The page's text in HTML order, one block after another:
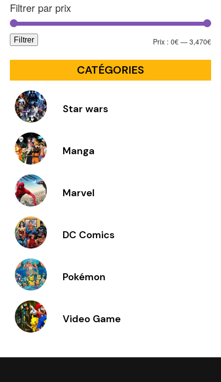
Filtrer par prix
Filtrer Prix : 0€ — 3,470€
CATÉGORIES
Star wars
Manga
Marvel
DC Comics
Pokémon
Video Game